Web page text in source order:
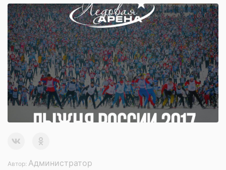
Автор: Администратор